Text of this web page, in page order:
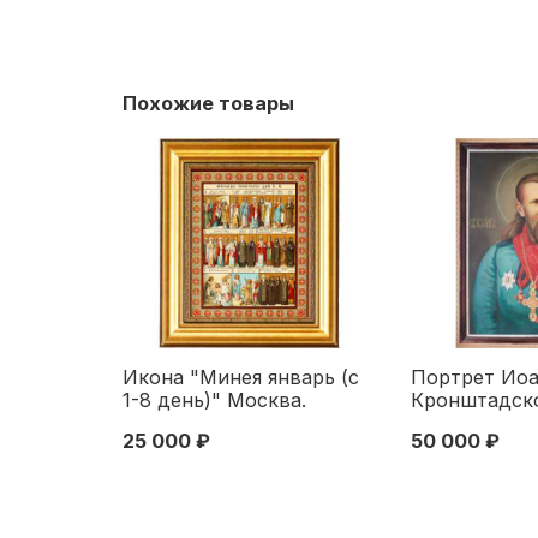
Похожие товары
Икона "Минея январь (с
1-8 день)" Москва.
1904
25 000 ₽
Портрет
см. конец ХХ
50 000 ₽